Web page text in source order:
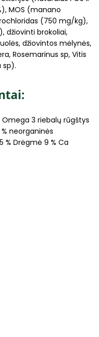
MOS (manano
(750 mg/kg),
džiovinti brokoliai,
džiovintos mėlynės,
Rosemarinus sp, Vitis
sp).
Omega 3 riebalų rūgštys
neorganinės
% Drėgmė 9 % Ca